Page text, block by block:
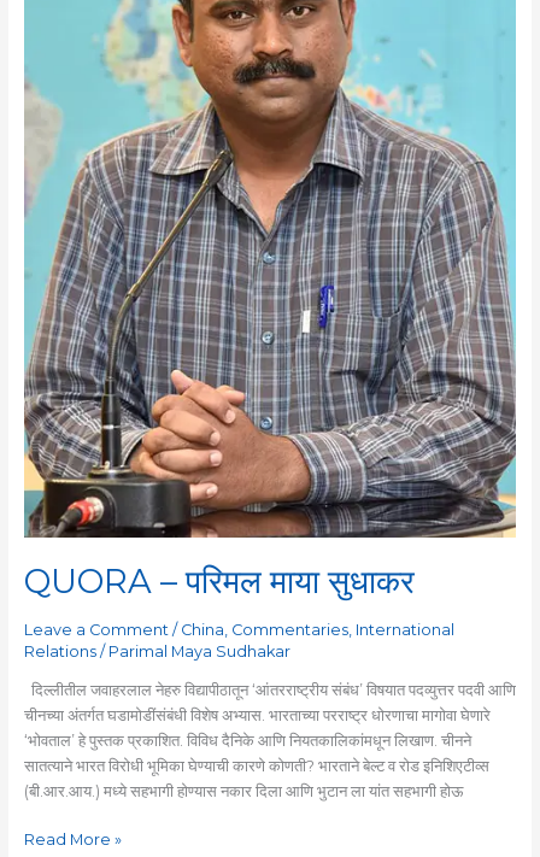
QUORA – परिमल माया सुधाकर
Leave a Comment / China Commentaries, International
Relations/ Parimal Maya Sudhakar
दिल्लीतील जवाहरलाल नेहरु विद्यापीठातून ‘आंतरराष्ट्रीय संबंध’ विषयात पदव्युत्तर पदवी आणि
चीनच्या अंतर्गत घडामोडींसंबंधी विशेष अभ्यास. भारताच्या परराष्ट्र धोरणाचा मागोवा घेणारे
‘भोवताल’ हे पुस्तक प्रकाशित. विविध दैनिके आणि नियतकालिकांमधून लिखाण. चीनने
सातत्याने भारत विरोधी भूमिका घेण्याची कारणे कोणती? भारताने बेल्ट व रोड इनिशिएटीव्स
(बी.आर.आय.) मध्ये सहभागी होण्यास नकार दिला आणि भुटान ला यांत सहभागी होऊ
Read More »